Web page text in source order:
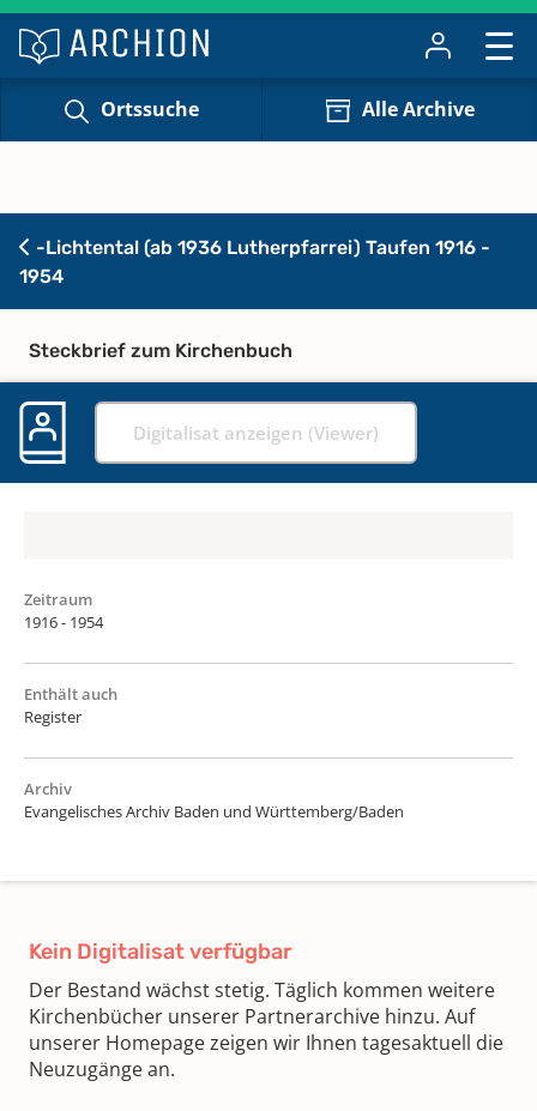
Ortssuche Alle Archive
-Lichtental (ab 1936 Lutherpfarrei) Taufen 1916 -
1954
Steckbrief zum Kirchenbuch
Digitalisat anzeigen (Viewer)
Zeitraum
1916 - 1954
Enthält auch
Register
Archiv
Evangelisches Archiv Baden und Württemberg/Baden
Kein Digitalisat verfügbar
Der Bestand wächst stetig. Täglich kommen weitere
Kirchenbücher unserer Partnerarchive hinzu. Auf
unserer Homepage zeigen wir Ihnen tagesaktuell die
Neuzugänge an.